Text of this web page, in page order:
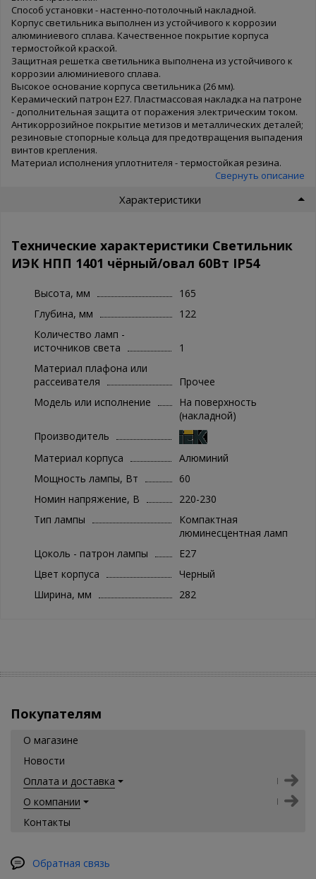
Способ установки - настенно-потолочный накладной.
Корпус светильника выполнен из устойчивого к коррозии
алюминиевого сплава. Качественное покрытие корпуса
термостойкой краской.
Защитная решетка светильника выполнена из устойчивого к
коррозии алюминиевого сплава.
Высокое основание корпуса светильника (26 мм).
Керамический патрон Е27. Пластмассовая накладка на патроне
- дополнительная защита от поражения электрическим током.
Антикоррозийное покрытие метизов и металлических деталей;
резиновые стопорные кольца для предотвращения выпадения
винтов крепления.
Материал исполнения уплотнителя - термостойкая резина.
Свернуть описание
Характеристики
Технические характеристики Светильник
ИЭК НПП 1401 чёрный/овал 60Вт IP54
Высота, мм
165
Глубина, мм
122
Количество ламп -
источников света
1
Материал плафона или
рассеивателя
Прочее
Модель или исполнение
На поверхность
(накладной)
Производитель
Материал корпуса
Алюминий
Мощность лампы, Вт
60
Номин напряжение, В
220-230
Тип лампы
Компактная
люминесцентная ламп
Цоколь - патрон лампы
E27
Цвет корпуса
Черный
Ширина, мм
282
Покупателям
О магазине
Новости
Оплата и доставка
О компании
Контакты
Обратная связь